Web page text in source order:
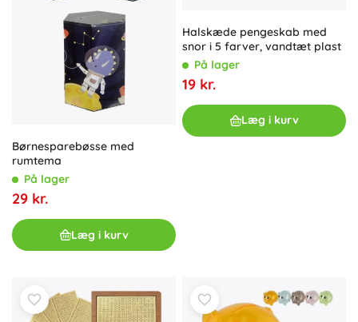
Børnesparebøsse med
rumtema
På lager
29 kr.
Læg i kurv
Halskæde pengeskab med
snor i 5 farver, vandtæt plast
På lager
19 kr.
Læg i kurv